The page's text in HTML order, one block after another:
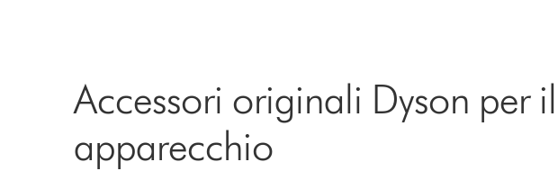
Accessori originali Dyson per
apparecchio